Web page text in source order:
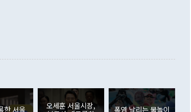
게 과연 한반도의 평화와 안정에 플러스냐, 결론적
리핑에서 정 장관이 언급한 '4자 회담'에 대해 "이상
스토크에서 열리는 '동방경제포럼(EEF)'을 언급하
을) 검토하고 있다"고 발언한 데 대해서도 조 장관
"이라며 "아직 거기까지 진도가 나가지 않았다"고
사용료수지는 전월 흑자에서 4억4000만달러 적자
지는 배당소득을 중심으로 32억7000만달러 흑자
데다 전월 분기배당에 따른 기저효과로 배당지급이
만달러)을 넘어선 것이다. 직접투자에서는 내국
1000만달러, 외국인의 국내투자가 46억3000만달러
에서는 외국인의 국내 주식 매도세가 이어졌다. 외
한 서울
오세훈 서울시장,
폭염 날리는 물놀이